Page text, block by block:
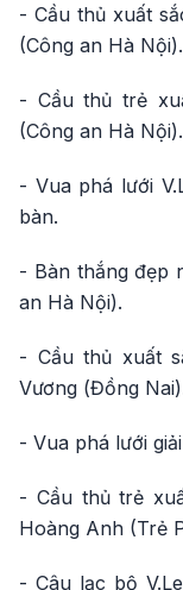
- Cầu thủ xuất
(Công an Hà Nội).
- Cầu thủ trẻ
(Công an Hà Nội).
- Vua phá lưới
bàn.
- Bàn thắng đẹp
an Hà Nội).
- Cầu thủ xuất
Vương (Đồng
- Vua phá lưới
- Cầu thủ trẻ
Hoàng Anh (Trẻ
- Câu lạc bộ